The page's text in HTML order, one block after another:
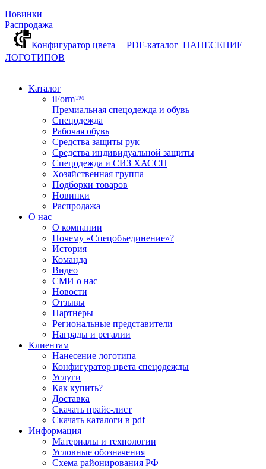
Новинки
Распродажа
Конфигуратор цвета
PDF-каталог НАНЕСЕНИЕ
ЛОГОТИПОВ
Каталог
iForm™
Премиальная спецодежда и обувь
Спецодежда
Рабочая обувь
Средства защиты рук
Средства индивидуальной защиты
Спецодежда и СИЗ ХАССП
Хозяйственная группа
Подборки товаров
Новинки
Распродажа
О нас
О компании
Почему «Спецобъединение»?
История
Команда
Видео
СМИ о нас
Новости
Отзывы
Партнеры
Региональные представители
Награды и регалии
Клиентам
Нанесение логотипа
Конфигуратор цвета спецодежды
Услуги
Как купить?
Доставка
Скачать прайс-лист
Скачать каталоги в pdf
Информация
Материалы и технологии
Условные обозначения
Схема районирования РФ